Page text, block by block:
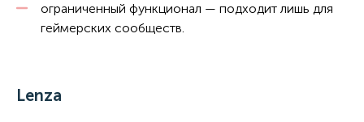
ограниченный функционал — подходит лишь для
геймерских сообществ.
Lenza